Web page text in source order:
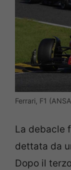
Ferrari, F1
La debacle
dettata da
Dopo il